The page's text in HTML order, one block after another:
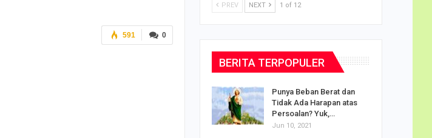
0
591
PREV NEXT 1 of 12
BERITA TERPOPULER
Punya Beban Berat dan
Tidak Ada Harapan atas
Persoalan? Yuk,…
Jun 10, 2021